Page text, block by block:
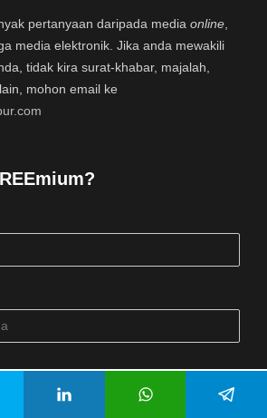
pertanyaan daripada media online
media elektronik. Jika anda mewakili
tidak kira surat-khabar, majalah,
mohon email ke